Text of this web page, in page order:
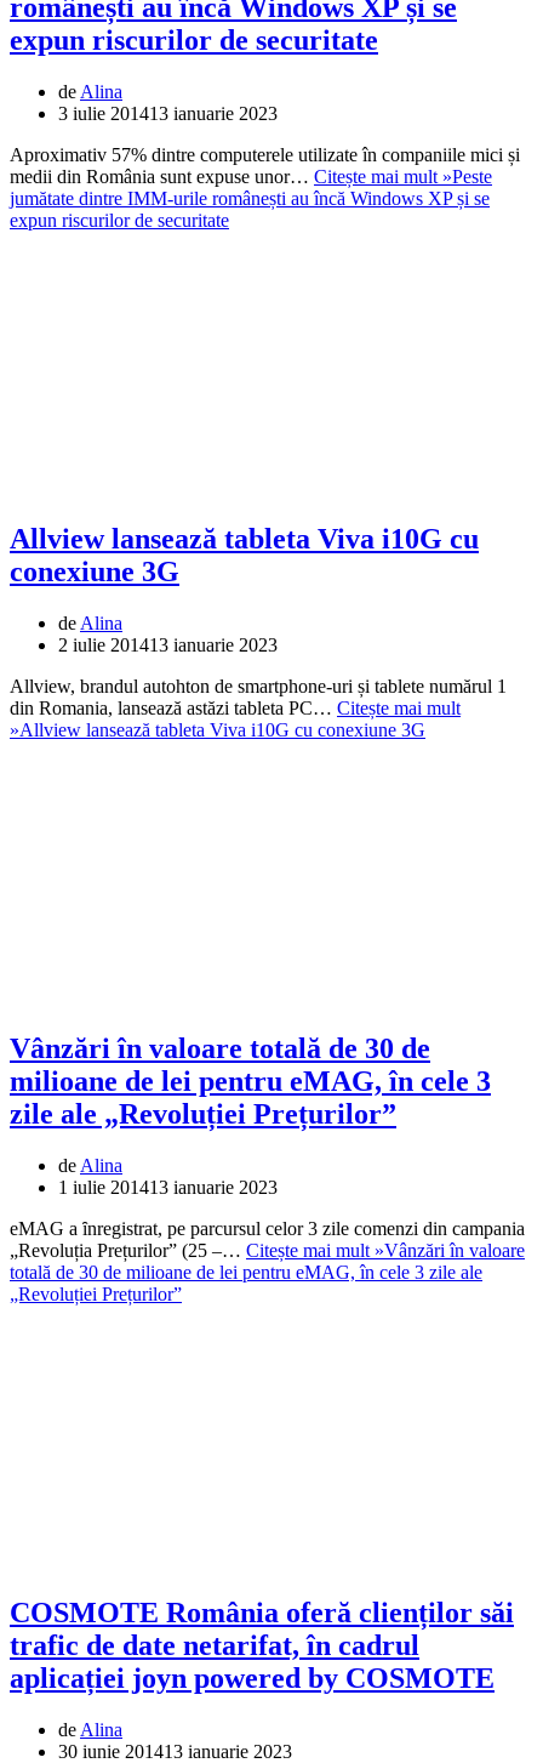
românești au încă Windows XP și se
expun riscurilor de securitate
de Alina
3 iulie 201413 ianuarie 2023
Aproximativ 57% dintre computerele utilizate în companiile mici și
medii din România sunt expuse unor… Citește mai mult »Peste
jumătate dintre IMM-urile românești au încă Windows XP și se
expun riscurilor de securitate
Allview lansează tableta Viva i10G cu
conexiune 3G
de Alina
2 iulie 201413 ianuarie 2023
Allview, brandul autohton de smartphone-uri și tablete numărul 1
din Romania, lansează astăzi tableta PC… Citește mai mult
»Allview lansează tableta Viva i10G cu conexiune 3G
Vânzări în valoare totală de 30 de
milioane de lei pentru eMAG, în cele 3
zile ale „Revoluției Prețurilor”
de Alina
1 iulie 201413 ianuarie 2023
eMAG a ȋnregistrat, pe parcursul celor 3 zile comenzi din campania
„Revoluția Prețurilor” (25 –… Citește mai mult »Vânzări în valoare
totală de 30 de milioane de lei pentru eMAG, în cele 3 zile ale
„Revoluției Prețurilor”
COSMOTE România oferă clienților săi
trafic de date netarifat, în cadrul
aplicației joyn powered by COSMOTE
de Alina
30 iunie 201413 ianuarie 2023